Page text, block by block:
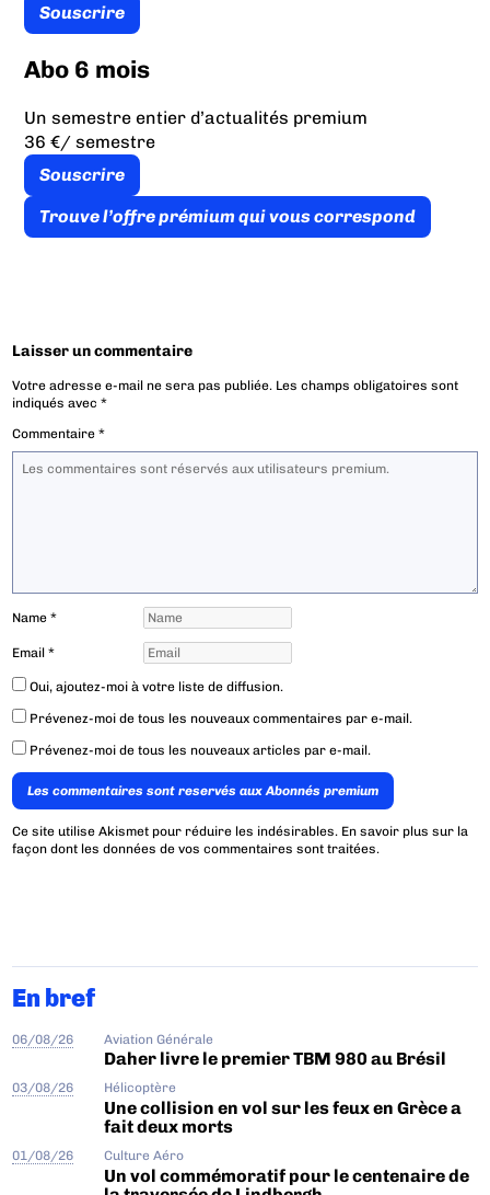
Souscrire
Abo 6 mois
Un semestre entier d’actualités premium
36 €/ semestre
Souscrire
Trouve l’offre prémium qui vous correspond
Laisser un commentaire
Votre adresse e-mail ne sera pas publiée. Les champs obligatoires sont
indiqués avec*
Commentaire*
Name*
Email*
Oui, ajoutez-moi à votre liste de diffusion.
Prévenez-moi de tous les nouveaux commentaires par e-mail.
Prévenez-moi de tous les nouveaux articles par e-mail.
Les commentaires sont reservés aux Abonnés premium
Ce site utilise Akismet pour réduire les indésirables. En savoir plus sur la
façon dont les données de vos commentaires sont traitées.
En bref
06/08/26 Aviation Générale
Daher livre le premier TBM 980 au Brésil
03/08/26 Hélicoptère
Une collision en vol sur les feux en Grèce a
fait deux morts
01/08/26 Culture Aéro
Un vol commémoratif pour le centenaire de